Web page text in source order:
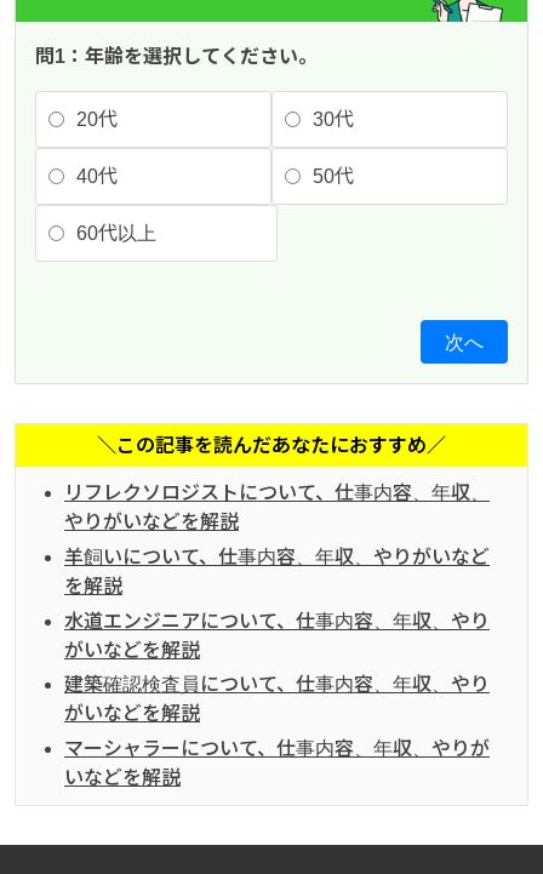
問1：年齢を選択してください。
20代 30代
40代 50代
60代以上
次へ
＼この記事を読んだあなたにおすすめ／
リフレクソロジストについて、仕事内容、年収、
やりがいなどを解説
羊飼いについて、仕事内容、年収、やりがいなど
を解説
水道エンジニアについて、仕事内容、年収、やり
がいなどを解説
建築確認検査員について、仕事内容、年収、やり
がいなどを解説
マーシャラーについて、仕事内容、年収、やりが
いなどを解説